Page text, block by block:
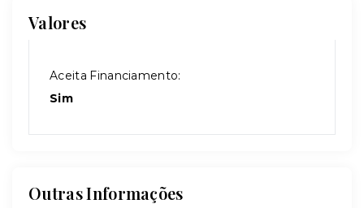
Valores
Aceita Financiamento:
Sim
Outras Informações